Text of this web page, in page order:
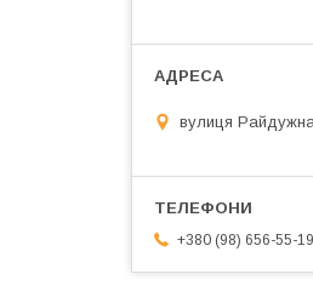
вулиця Райдужна
+380 (98) 656-55-19